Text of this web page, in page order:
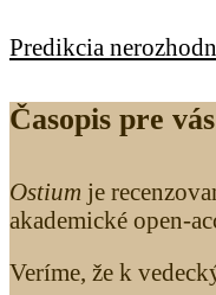
Predikcia
Časopis pre vás
Ostium je
akademické open-
Veríme, že k